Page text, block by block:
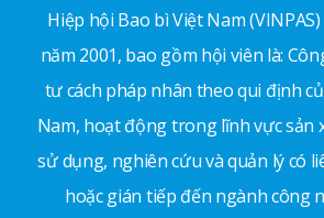
Hiệp hội Bao bì Việt Nam
năm 2001, bao gồm hội viên là:
tư cách pháp nhân theo qui định
Nam, hoạt động trong lĩnh vực sản
sử dụng, nghiên cứu và quản lý có
hoặc gián tiếp đến ngành công